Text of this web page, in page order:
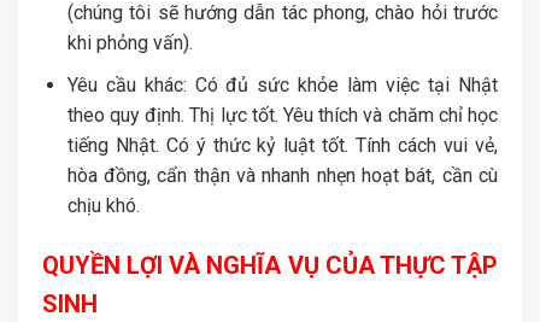
(chúng tôi sẽ hướng dẫn tác phong, chào hỏi trước
khi phỏng vấn).
Yêu cầu khác: Có đủ sức khỏe làm việc tại Nhật
theo quy định. Thị lực tốt. Yêu thích và chăm chỉ học
tiếng Nhật. Có ý thức kỷ luật tốt. Tính cách vui vẻ,
hòa đồng, cẩn thận và nhanh nhẹn hoạt bát, cần cù
chịu khó.
QUYỀN LỢI VÀ NGHĨA VỤ CỦA THỰC TẬP
SINH